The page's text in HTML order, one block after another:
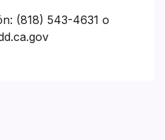
(818) 543-4631 o